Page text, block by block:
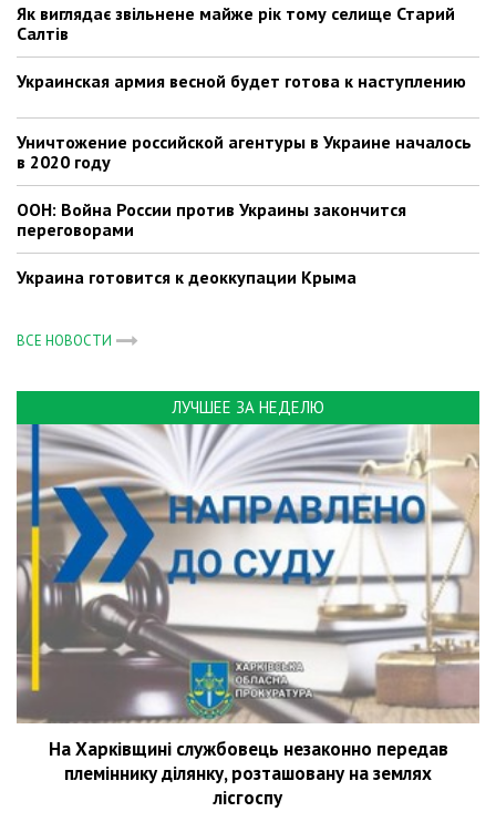
Як виглядає звільнене майже рік тому селище Старий
Салтів
Украинская армия весной будет готова к наступлению
Уничтожение российской агентуры в Украине началось
в 2020 году
ООН: Война России против Украины закончится
переговорами
Украина готовится к деоккупации Крыма
ВСЕ НОВОСТИ
ЛУЧШЕЕ ЗА НЕДЕЛЮ
На Харківщині службовець незаконно передав
племіннику ділянку, розташовану на землях
лісгоспу